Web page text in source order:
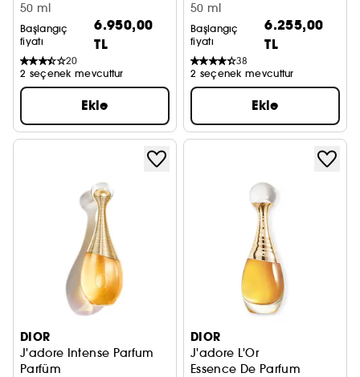
50 ml
Başlangıç
fiyatı
6.950,00
TL
20
2 seçenek mevcuttur
Ekle
50 ml
Başlangıç
fiyatı
6.255,00
TL
38
2 seçenek mevcuttur
Ekle
DIOR
J'adore Intense Parfum
Parfüm
DIOR
J'adore L'Or
Essence De Parfum